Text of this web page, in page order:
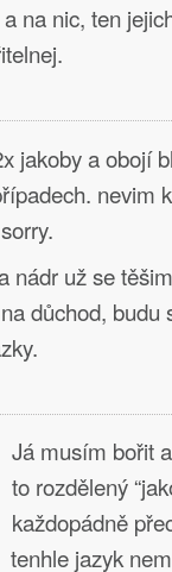
na nic, ten
jakoby a obojí
nevim
nádr už se
důchod, budu
Já musím bořit
to rozdělený
každopádně
tenhle jazyk